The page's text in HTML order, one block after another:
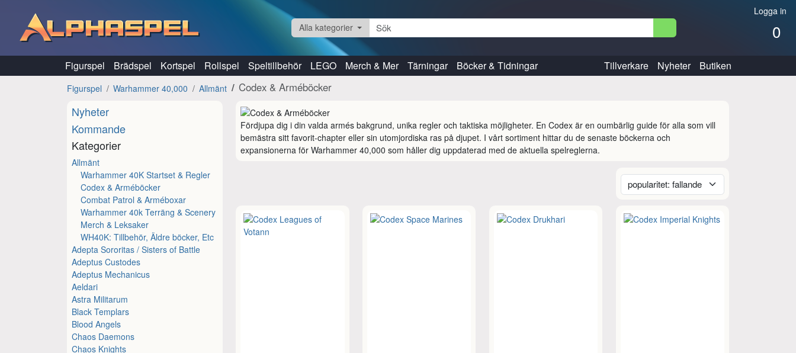
Logga in
0
Alla kategorier
Figurspel Brädspel Kortspel Rollspel Speltillbehör LEGO Merch & Mer Tärningar Böcker & Tidningar Tillverkare Nyheter Butiken
Figurspel Warhammer 40,000 Allmänt Codex & Arméböcker
Nyheter
Kommande
Kategorier
Allmänt
Warhammer 40K Startset & Regler
Codex & Arméböcker
Combat Patrol & Arméboxar
Warhammer 40k Terräng & Scenery
Merch & Leksaker
WH40K: Tillbehör, Äldre böcker, Etc
Adepta Sororitas / Sisters of Battle
Adeptus Custodes
Adeptus Mechanicus
Aeldari
Astra Militarum
Black Templars
Blood Angels
Chaos Daemons
Chaos Knights
Fördjupa dig i din valda armés bakgrund, unika regler och taktiska möjligheter. En Codex är en oumbärlig guide för alla som vill
bemästra sitt favorit-chapter eller sin utomjordiska ras på djupet. I vårt sortiment hittar du de senaste böckerna och
expansionerna för Warhammer 40,000 som håller dig uppdaterad med de aktuella spelreglerna.